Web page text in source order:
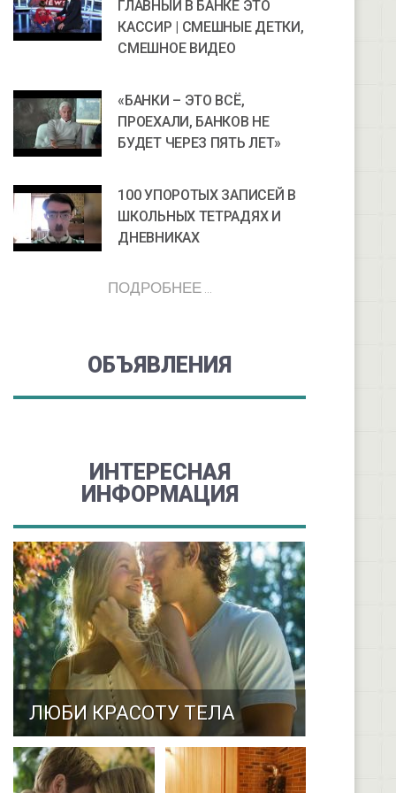
ГЛАВНЫЙ В БАНКЕ ЭТО
КАССИР | СМЕШНЫЕ ДЕТКИ,
СМЕШНОЕ ВИДЕО
«БАНКИ – ЭТО ВСЁ,
ПРОЕХАЛИ, БАНКОВ НЕ
БУДЕТ ЧЕРЕЗ ПЯТЬ ЛЕТ»
100 УПОРОТЫХ ЗАПИСЕЙ В
ШКОЛЬНЫХ ТЕТРАДЯХ И
ДНЕВНИКАХ
ПОДРОБНЕЕ ...
ОБЪЯВЛЕНИЯ
ИНТЕРЕСНАЯ
ИНФОРМАЦИЯ
ЛЮБИ КРАСОТУ ТЕЛА